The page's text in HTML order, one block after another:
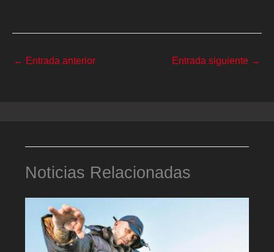
← Entrada anterior Entrada siguiente →
Noticias Relacionadas